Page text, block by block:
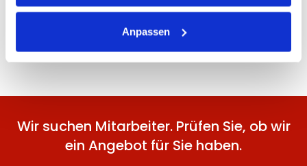
Anpassen
Wir suchen Mitarbeiter. Prüfen Sie, ob wir
ein Angebot für Sie haben.